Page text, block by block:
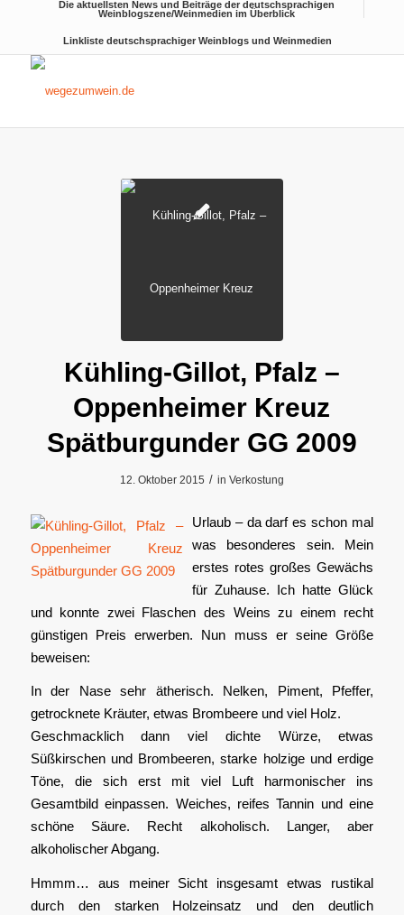
Die aktuellsten News und Beiträge der deutschsprachigen
Weinblogszene/Weinmedien im Überblick
Linkliste deutschsprachiger Weinblogs und Weinmedien
Kühling-Gillot, Pfalz –
Oppenheimer Kreuz
Spätburgunder GG 2009
12. Oktober 2015 / in Verkostung
Urlaub – da darf es schon mal
was besonderes sein. Mein
erstes rotes großes Gewächs
für Zuhause. Ich hatte Glück
und konnte zwei Flaschen des Weins zu einem recht
günstigen Preis erwerben. Nun muss er seine Größe
beweisen:
In der Nase sehr ätherisch. Nelken, Piment, Pfeffer,
getrocknete Kräuter, etwas Brombeere und viel Holz.
Geschmacklich dann viel dichte Würze, etwas
Süßkirschen und Brombeeren, starke holzige und erdige
Töne, die sich erst mit viel Luft harmonischer ins
Gesamtbild einpassen. Weiches, reifes Tannin und eine
schöne Säure. Recht alkoholisch. Langer, aber
alkoholischer Abgang.
Hmmm… aus meiner Sicht insgesamt etwas rustikal
durch den starken Holzeinsatz und den deutlich